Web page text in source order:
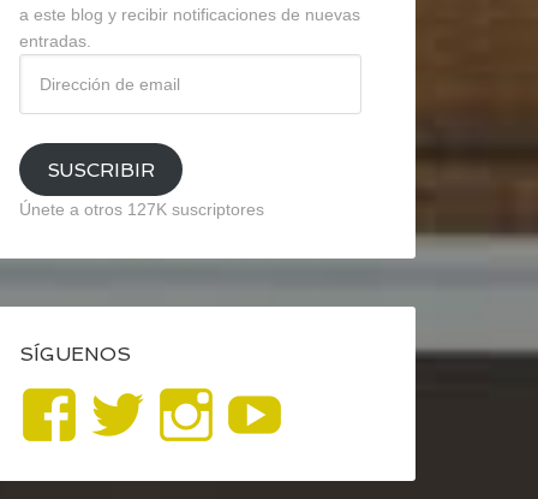
a este blog y recibir notificaciones de nuevas
entradas.
email
SUSCRIBIR
Únete a otros 127K suscriptores
SÍGUENOS
Ver
perfil
Ver
perfil
Ver
perfil